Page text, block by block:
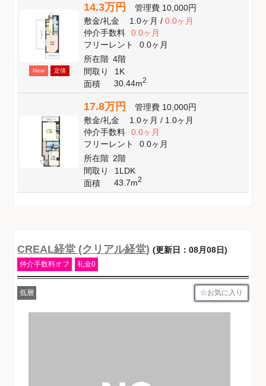
New 定借
14.3万円 管理費 10,000円
敷金/礼金 1.0ヶ月/ 0.0ヶ月
仲介手数料
0.0ヶ月
フリーレント
0.0ヶ月
所在階 4階
間取り
1K
面積
30.44m2
17.8万円 管理費 10,000円
敷金/礼金 1.0ヶ月/ 1.0ヶ月
仲介手数料
0.0ヶ月
フリーレント
0.0ヶ月
所在階 2階
間取り
1LDK
面積
43.7m2
CREAL経堂 (クリアル経堂) (更新日：08月08日)
仲介手数料オフ 礼金0
低層 お気に入り